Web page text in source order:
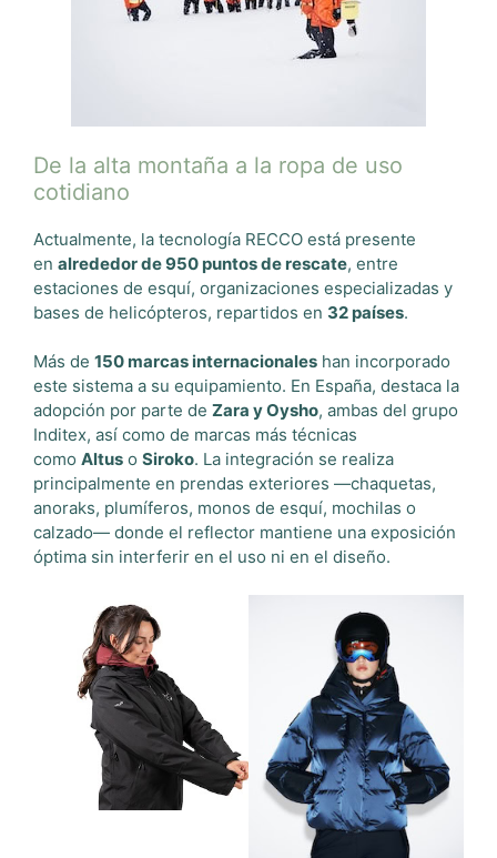
De la alta montaña a la ropa de uso
cotidiano
Actualmente, la tecnología RECCO está presente
en alrededor de 950 puntos de rescate, entre
estaciones de esquí, organizaciones especializadas y
bases de helicópteros, repartidos en 32 países.
Más de 150 marcas internacionales han incorporado
este sistema a su equipamiento. En España, destaca la
adopción por parte de Zara y Oysho, ambas del grupo
Inditex, así como de marcas más técnicas
como Altus o Siroko. La integración se realiza
principalmente en prendas exteriores —chaquetas,
anoraks, plumíferos, monos de esquí, mochilas o
calzado— donde el reflector mantiene una exposición
óptima sin interferir en el uso ni en el diseño.